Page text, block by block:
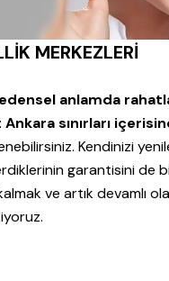
MERKEZLERİ
anlamda
sınırları
Kendinizi
garantisini de
ve artık devamlı